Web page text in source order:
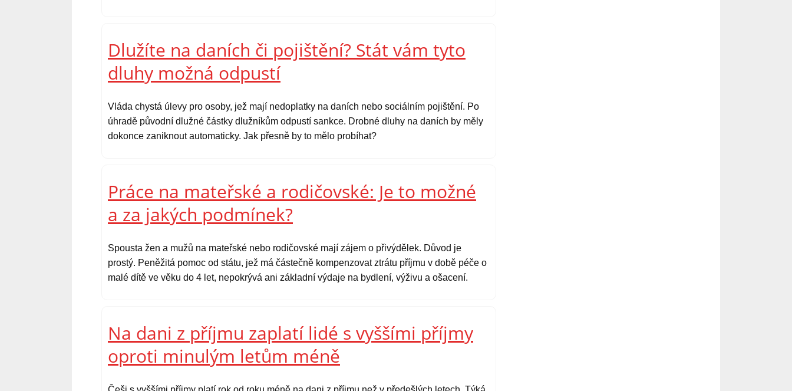
Dlužíte na daních či pojištění? Stát vám tyto
dluhy možná odpustí
Vláda chystá úlevy pro osoby, jež mají nedoplatky na daních nebo sociálním pojištění. Po
úhradě původní dlužné částky dlužníkům odpustí sankce. Drobné dluhy na daních by měly
dokonce zaniknout automaticky. Jak přesně by to mělo probíhat?
Práce na mateřské a rodičovské: Je to možné
a za jakých podmínek?
Spousta žen a mužů na mateřské nebo rodičovské mají zájem o přivýdělek. Důvod je
prostý. Peněžitá pomoc od státu, jež má částečně kompenzovat ztrátu příjmu v době péče o
malé dítě ve věku do 4 let, nepokrývá ani základní výdaje na bydlení, výživu a ošacení.
Na dani z příjmu zaplatí lidé s vyššími příjmy
oproti minulým letům méně